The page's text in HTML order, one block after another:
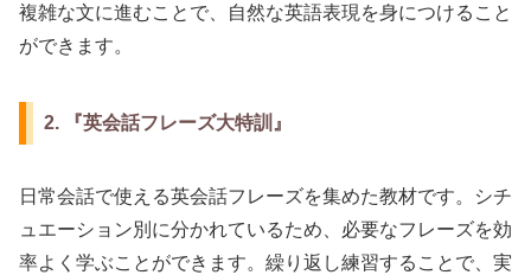
複雑な文に進むことで、自然な英語表現を身につけること
ができます。
2. 『英会話フレーズ大特訓』
日常会話で使える英会話フレーズを集めた教材です。シチ
ュエーション別に分かれているため、必要なフレーズを効
率よく学ぶことができます。繰り返し練習することで、実